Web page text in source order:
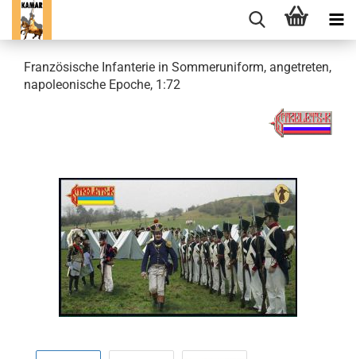
Französische Infanterie in Sommeruniform, angetreten,
napoleonische Epoche, 1:72